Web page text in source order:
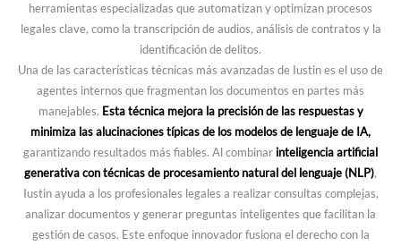
herramientas especializadas que automatizan y optimizan procesos
legales clave, como la transcripción de audios, análisis de contratos y la
identificación de delitos.
Una de las características técnicas más avanzadas de Iustin es el uso de
agentes internos que fragmentan los documentos en partes más
manejables. Esta técnica mejora la precisión de las respuestas y
minimiza las alucinaciones típicas de los modelos de lenguaje de IA,
garantizando resultados más fiables. Al combinarinteligencia artificial
generativa con técnicas de procesamiento natural del lenguaje (NLP),
Iustin ayuda a los profesionales legales a realizar consultas complejas,
analizar documentos y generar preguntas inteligentes que facilitan la
gestión de casos. Este enfoque innovador fusiona el derecho con la